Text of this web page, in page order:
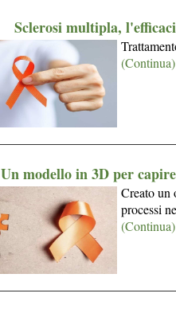
Sclerosi multipla,
(Continua)
Un modello in 3D per
Creato un
processi
(Continua)